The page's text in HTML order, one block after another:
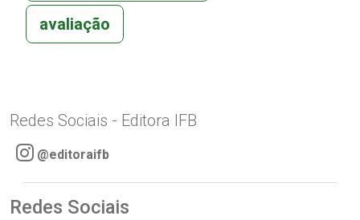
avaliação
Redes Sociais - Editora IFB
@editoraifb
Redes Sociais